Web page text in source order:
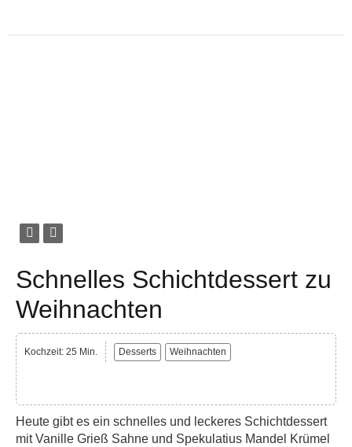
Schnelles Schichtdessert zu
Weihnachten
Kochzeit: 25 Min. Desserts Weihnachten
Heute gibt es ein schnelles und leckeres Schichtdessert
mit Vanille Grieß Sahne und Spekulatius Mandel Krümel